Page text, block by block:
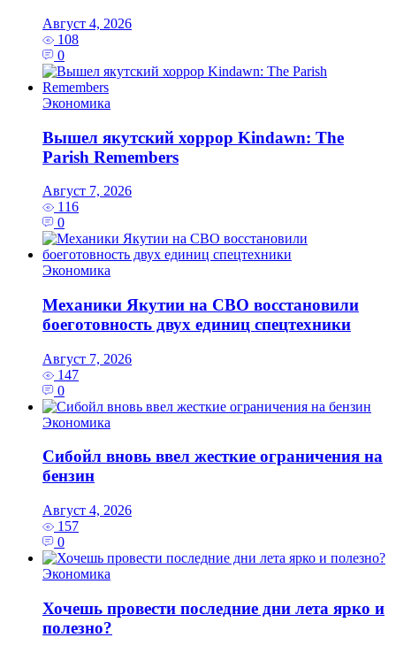
Август 4, 2026
108
0
Экономика
Вышел якутский хоррор Kindawn: The
Parish Remembers
Август 7, 2026
116
0
Экономика
Механики Якутии на СВО восстановили
боеготовность двух единиц спецтехники
Август 7, 2026
147
0
Экономика
Сибойл вновь ввел жесткие ограничения на
бензин
Август 4, 2026
157
0
Экономика
Хочешь провести последние дни лета ярко и
полезно?